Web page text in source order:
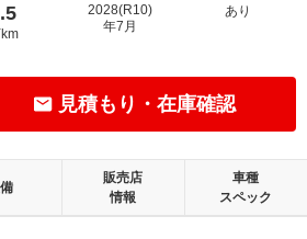
2028(R10)
年7月
あり
見積もり・在庫確認
販売店
情報
車種
スペック